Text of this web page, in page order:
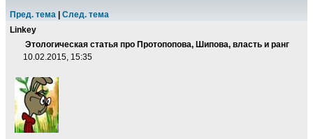
Пред. тема
След. тема
Linkey
Этологическая статья про Протопопова, Шипова, власть и ранг
10.02.2015, 15:35